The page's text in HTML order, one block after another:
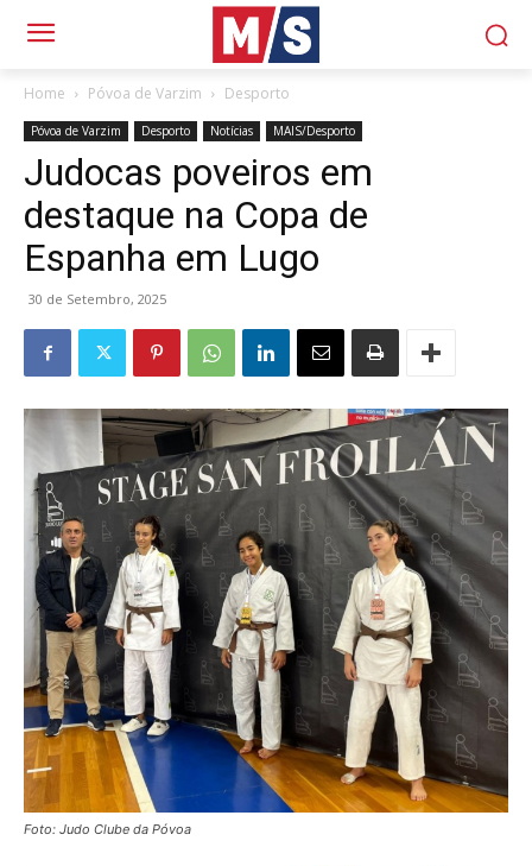
Home Póvoa de Varzim Desporto
Póvoa de Varzim Desporto Notícias MAIS/Desporto
Judocas poveiros em
destaque na Copa de
Espanha em Lugo
30 de Setembro, 2025
Foto: Judo Clube da Póvoa